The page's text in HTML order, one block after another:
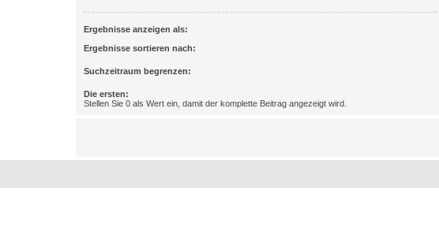
Ergebnisse anzeigen als:
Ergebnisse sortieren nach:
Suchzeitraum begrenzen:
Die ersten:
Stellen Sie 0 als Wert ein, damit der komplette Beitrag angezeigt wird.